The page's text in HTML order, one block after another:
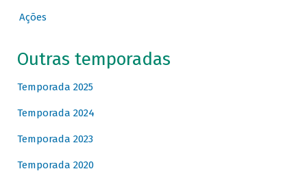
Ações
Outras temporadas
Temporada 2025
Temporada 2024
Temporada 2023
Temporada 2020